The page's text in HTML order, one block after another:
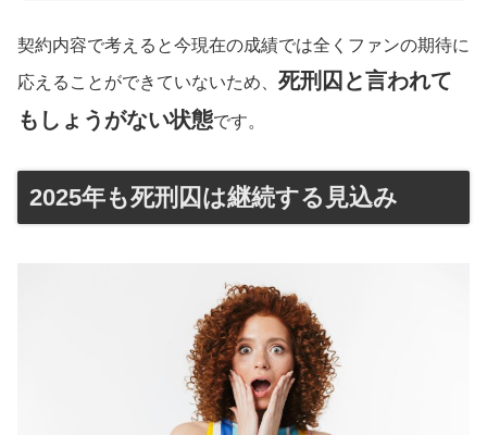
契約内容で考えると今現在の成績では全くファンの期待に
応えることができていないため、 死刑囚と言われて
もしょうがない状態です。
2025年も死刑囚は継続する見込み